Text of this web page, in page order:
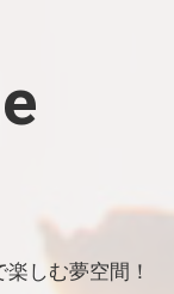
しむ夢空間！